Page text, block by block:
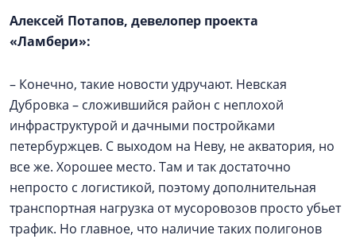
Алексей Потапов, девелопер проекта
«Ламбери»:
– Конечно, такие новости удручают. Невская
Дубровка – сложившийся район с неплохой
инфраструктурой и дачными постройками
петербуржцев. С выходом на Неву, не акватория, но
все же. Хорошее место. Там и так достаточно
непросто с логистикой, поэтому дополнительная
транспортная нагрузка от мусоровозов просто убьет
трафик. Но главное, что наличие таких полигонов